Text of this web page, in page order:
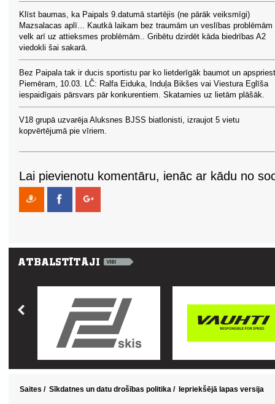
Klīst baumas, ka Paipals 9.datumā startējis (ne pārāk veiksmīgi)
Mazsalacas aplī... Kautkā laikam bez traumām un veslības problēmām
velk arī uz attieksmes problēmām.. Gribētu dzirdēt kāda biedrības A2
viedokli šai sakarā.
Bez Paipala tak ir ducis sportistu par ko lietderīgāk baumot un
Piemēram, 10.03. LČ: Ralfa Eiduka, Induļa Bikšes vai Viestura Eglīša
iespaidīgais pārsvars pār konkurentiem. Skatamies uz lietām plāšāk.
V18 grupā uzvarēja Aluksnes BJSS biatlonisti, izraujot 5 vietu
kopvērtējumā pie vīriem.
Lai pievienotu komentāru, ienāc ar kādu no
Saites / Sīkdatnes un datu drošības politika / Iepriekšējā lapas versija